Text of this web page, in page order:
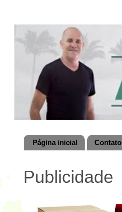
Página inicial Contato
Publicidade